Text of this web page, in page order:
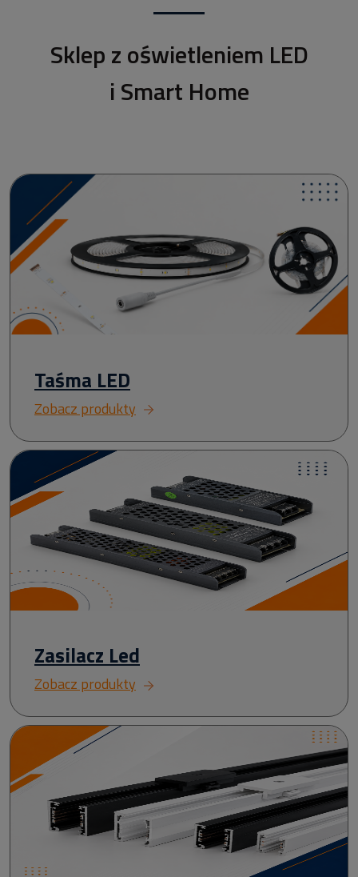
Sklep z oświetleniem LED
i Smart Home
Taśma LED
Zobacz produkty
Zasilacz Led
Zobacz produkty